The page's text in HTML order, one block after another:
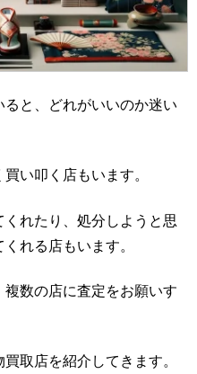
と、どれがいいのか迷い
い叩く店もいます。
れたり、処分しようと思
れる店もいます。
数の店に査定をお願いす
取店を紹介してきます。